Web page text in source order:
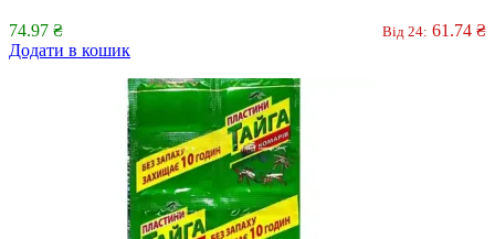
74.97 ₴ Від 24: 61.74 ₴
Додати в кошик